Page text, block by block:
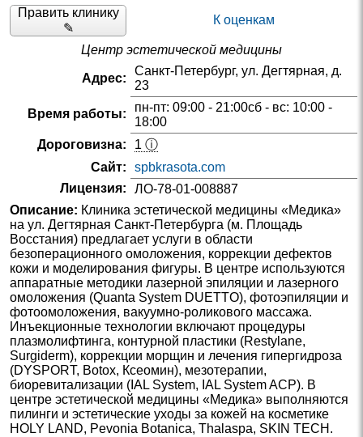
Править клинику
✎
К оценкам
Центр эстетической медицины
Адрес:
Санкт-Петербург, ул. Дегтярная, д.
23
Время работы:
пн-пт: 09:00 - 21:00сб - вс: 10:00 -
18:00
Дороговизна:
1 ⓘ
Сайт:
spbkrasota.com
Лицензия:
ЛО-78-01-008887
Описание: Клиника эстетической медицины «Медика»
на ул. Дегтярная Санкт-Петербурга (м. Площадь
Восстания) предлагает услуги в области
безоперационного омоложения, коррекции дефектов
кожи и моделирования фигуры. В центре используются
аппаратные методики лазерной эпиляции и лазерного
омоложения (Quanta System DUETTO), фотоэпиляции и
фотоомоложения, вакуумно-роликового массажа.
Инъекционные технологии включают процедуры
плазмолифтинга, контурной пластики (Restylane,
Surgiderm), коррекции морщин и лечения гипергидроза
(DYSPORT, Botox, Ксеомин), мезотерапии,
биоревитализации (IAL System, IAL System ACP). В
центре эстетической медицины «Медика» выполняются
пилинги и эстетические уходы за кожей на косметике
HOLY LAND, Pevonia Botanica, Thalaspa, SKIN TECH.